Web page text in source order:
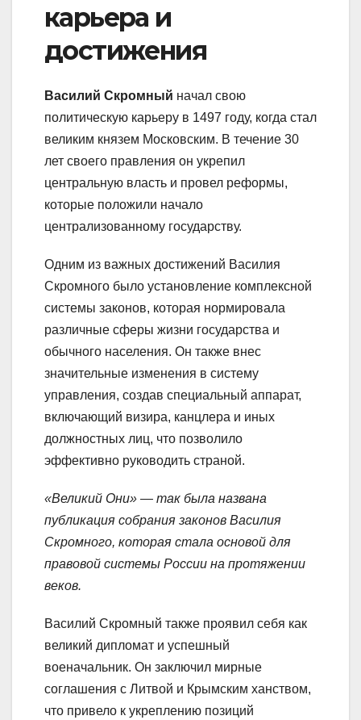
карьера и
достижения
Василий Скромный начал свою
политическую карьеру в 1497 году, когда стал
великим князем Московским. В течение 30
лет своего правления он укрепил
центральную власть и провел реформы,
которые положили начало
централизованному государству.
Одним из важных достижений Василия
Скромного было установление комплексной
системы законов, которая нормировала
различные сферы жизни государства и
обычного населения. Он также внес
значительные изменения в систему
управления, создав специальный аппарат,
включающий визира, канцлера и иных
должностных лиц, что позволило
эффективно руководить страной.
«Великий Они» — так была названа
публикация собрания законов Василия
Скромного, которая стала основой для
правовой системы России на протяжении
веков.
Василий Скромный также проявил себя как
великий дипломат и успешный
военачальник. Он заключил мирные
соглашения с Литвой и Крымским ханством,
что привело к укреплению позиций